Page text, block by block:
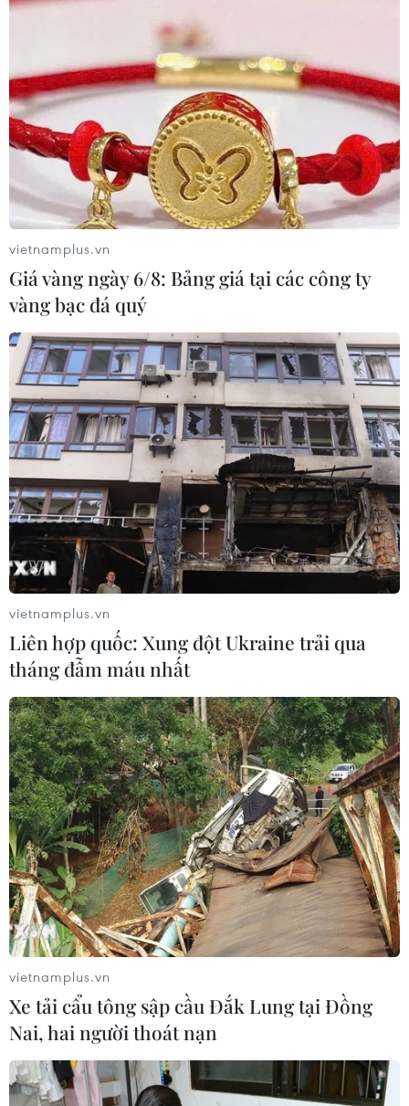
vietnamplus.vn
Giá vàng ngày 6/8: Bảng giá tại các công ty
vàng bạc đá quý
vietnamplus.vn
Liên hợp quốc: Xung đột Ukraine trải qua
tháng đẫm máu nhất
vietnamplus.vn
Xe tải cẩu tông sập cầu Đắk Lung tại Đồng
Nai, hai người thoát nạn